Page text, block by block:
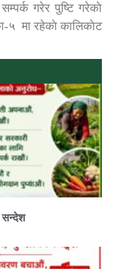
जुम्लाको सुचना
गरेर पुष्टि गरेकाे
५ मा रहेकाे कालिकाेट
सन्देश